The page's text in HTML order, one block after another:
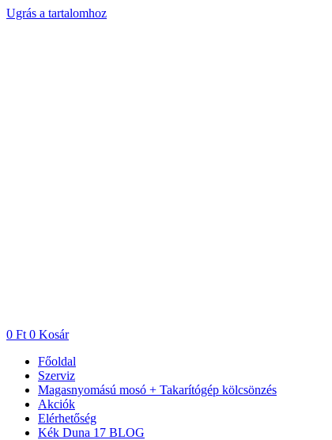
Ugrás a tartalomhoz
0 Ft 0 Kosár
Főoldal
Szerviz
Magasnyomású mosó + Takarítógép kölcsönzés
Akciók
Elérhetőség
Kék Duna 17 BLOG